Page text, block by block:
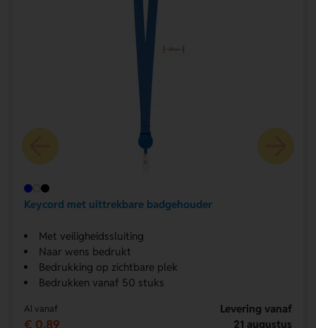
Keycord met uittrekbare badgehouder
Met veiligheidssluiting
Naar wens bedrukt
Bedrukking op zichtbare plek
Bedrukken vanaf 50 stuks
Al vanaf
€ 0,89
Levering vanaf
21 augustus